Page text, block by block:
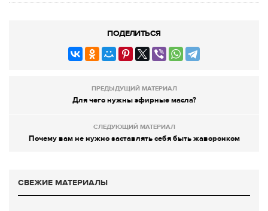
ПОДЕЛИТЬСЯ
ПРЕДЫДУЩИЙ МАТЕРИАЛ
Для чего нужны эфирные масла?
СЛЕДУЮЩИЙ МАТЕРИАЛ
Почему вам не нужно заставлять себя быть жаворонком
СВЕЖИЕ МАТЕРИАЛЫ